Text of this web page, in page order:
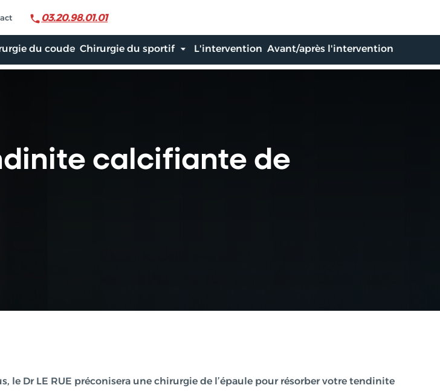
03.20.98.01.01
du coude Chirurgie du sportif L'intervention Avant/après l'intervention
calcifiante de
Dr LE RUE préconisera une chirurgie de l’épaule pour résorber votre tendinite